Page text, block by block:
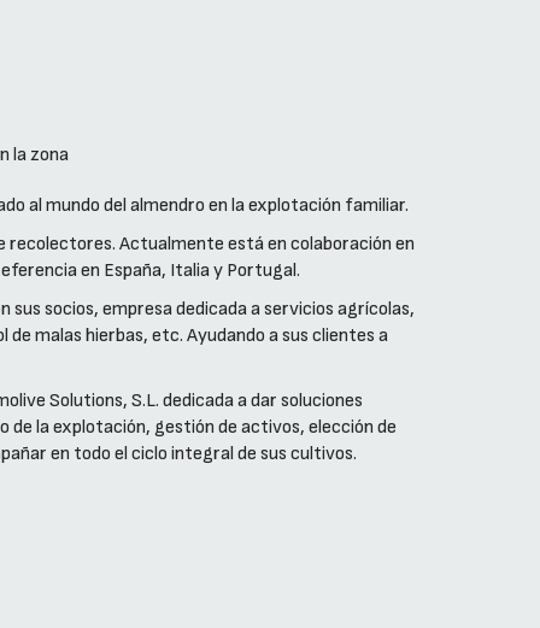
la zona
al mundo del almendro en la explotación familiar.
recolectores. Actualmente está en colaboración en
en España, Italia y Portugal.
socios, empresa dedicada a servicios agrícolas,
malas hierbas, etc. Ayudando a sus clientes a
Solutions, S.L. dedicada a dar soluciones
la explotación, gestión de activos, elección de
en todo el ciclo integral de sus cultivos.